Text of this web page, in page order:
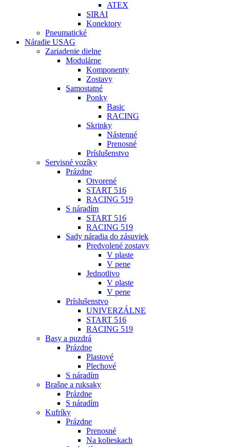
ATEX
SIRAI
Konektory
Pneumatické
Náradie USAG
Zariadenie dielne
Modulárne
Komponenty
Zostavy
Samostatné
Ponky
Basic
RACING
Skrinky
Nástenné
Prenosné
Príslušenstvo
Servisné vozíky
Prázdne
Otvorené
START 516
RACING 519
S náradím
START 516
RACING 519
Sady náradia do zásuviek
Predvolené zostavy
V plaste
V pene
Jednotlivo
V plaste
V pene
Príslušenstvo
UNIVERZÁLNE
START 516
RACING 519
Basy a puzdrá
Prázdne
Plastové
Plechové
S náradím
Brašne a ruksaky
Prázdne
S náradím
Kufríky
Prázdne
Prenosné
Na kolieskach